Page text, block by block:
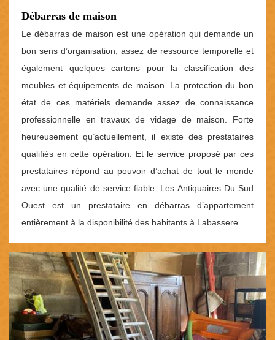
Débarras de maison
Le débarras de maison est une opération qui demande un
bon sens d’organisation, assez de ressource temporelle et
également quelques cartons pour la classification des
meubles et équipements de maison. La protection du bon
état de ces matériels demande assez de connaissance
professionnelle en travaux de vidage de maison. Forte
heureusement qu’actuellement, il existe des prestataires
qualifiés en cette opération. Et le service proposé par ces
prestataires répond au pouvoir d’achat de tout le monde
avec une qualité de service fiable. Les Antiquaires Du Sud
Ouest est un prestataire en débarras d’appartement
entièrement à la disponibilité des habitants à Labassere.